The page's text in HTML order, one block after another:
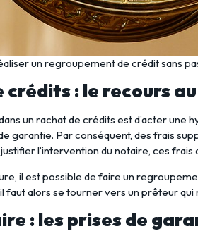
un regroupement de crédit sans
crédits : le recours
un rachat de crédits est d’acter une
garantie. Par conséquent, des frais
l’intervention du notaire, ces
il est possible de faire un
faut alors se tourner vers un prêteur qui
: les prises de